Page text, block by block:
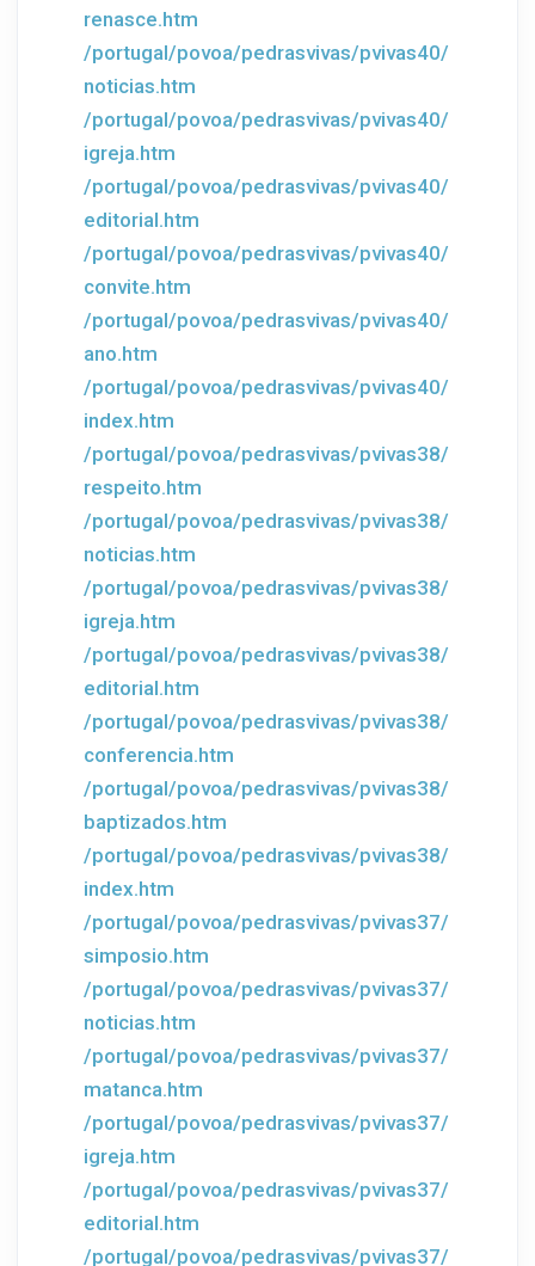
renasce.htm
/portugal/povoa/pedrasvivas/pvivas40/
noticias.htm
/portugal/povoa/pedrasvivas/pvivas40/
igreja.htm
/portugal/povoa/pedrasvivas/pvivas40/
editorial.htm
/portugal/povoa/pedrasvivas/pvivas40/
convite.htm
/portugal/povoa/pedrasvivas/pvivas40/
ano.htm
/portugal/povoa/pedrasvivas/pvivas40/
index.htm
/portugal/povoa/pedrasvivas/pvivas38/
respeito.htm
/portugal/povoa/pedrasvivas/pvivas38/
noticias.htm
/portugal/povoa/pedrasvivas/pvivas38/
igreja.htm
/portugal/povoa/pedrasvivas/pvivas38/
editorial.htm
/portugal/povoa/pedrasvivas/pvivas38/
conferencia.htm
/portugal/povoa/pedrasvivas/pvivas38/
baptizados.htm
/portugal/povoa/pedrasvivas/pvivas38/
index.htm
/portugal/povoa/pedrasvivas/pvivas37/
simposio.htm
/portugal/povoa/pedrasvivas/pvivas37/
noticias.htm
/portugal/povoa/pedrasvivas/pvivas37/
matanca.htm
/portugal/povoa/pedrasvivas/pvivas37/
igreja.htm
/portugal/povoa/pedrasvivas/pvivas37/
editorial.htm
/portugal/povoa/pedrasvivas/pvivas37/